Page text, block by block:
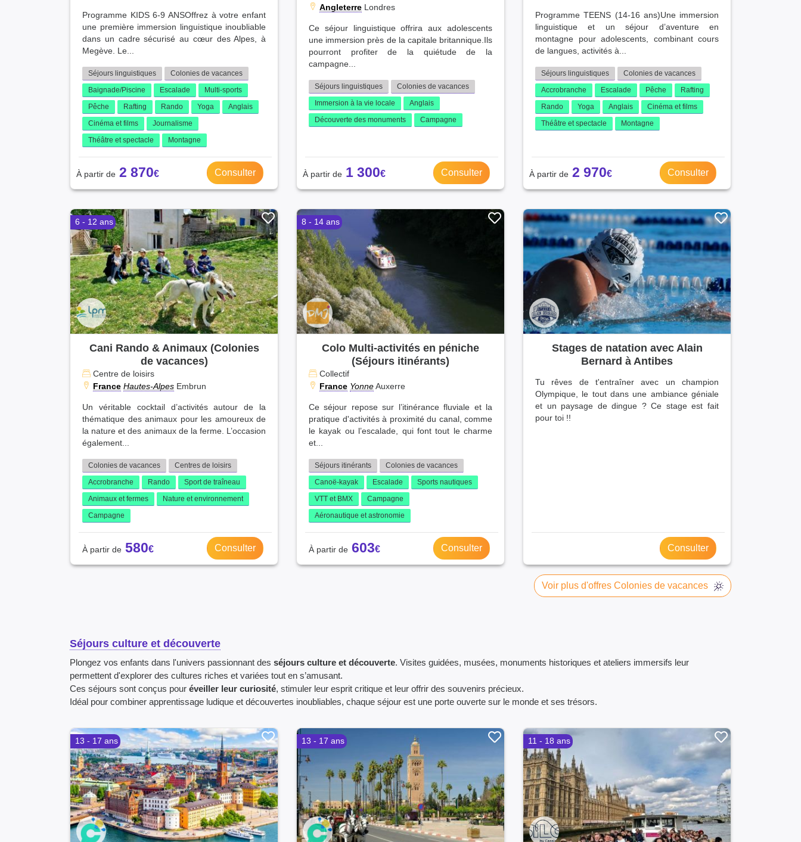
Programme KIDS 6-9 ANSOffrez à votre enfant
une première immersion linguistique inoubliable
dans un cadre sécurisé au cœur des Alpes, à
Megève. Le...
Séjours linguistiques
Colonies de vacances
Baignade/Piscine
Escalade
Multi-sports
Pêche
Rafting Rando Yoga
Anglais
Cinéma et films
Journalisme
Théâtre et spectacle
Montagne
2 870 Consulter
Angleterre Londres
Ce séjour linguistique offrira aux adolescents
une immersion près de la capitale britannique.Ils
pourront profiter de la quiétude de la
campagne...
Séjours linguistiques
Colonies de vacances
Immersion à la vie locale
Anglais
Découverte des monuments
Campagne
1 300 Consulter
Programme TEENS (14-16 ans)Une immersion
linguistique et un séjour d’aventure en
montagne pour adolescents, combinant cours
de langues, activités à...
Séjours linguistiques
Colonies de vacances
Accrobranche
Escalade Pêche
Rafting
Rando
Yoga Anglais
Cinéma et films
Théâtre et spectacle
Montagne
2 970 Consulter
6 - 12 ans
Cani Rando & Animaux (Colonies
de vacances)
Centre de loisirs
France Hautes-Alpes Embrun
Un véritable cocktail d’activités autour de la
thématique des animaux pour les amoureux de
la nature et des animaux de la ferme. L’occasion
également...
Colonies de vacances
Centres de loisirs
Accrobranche
Rando
Sport de traîneau
Animaux et fermes
Nature et environnement
Campagne
580 Consulter
8 - 14 ans
Colo Multi-activités en péniche
(Séjours itinérants)
Collectif
France YonneAuxerre
Ce séjour repose sur l’itinérance fluviale et la
pratique d'activités à proximité du canal, comme
le kayak ou l’escalade, qui font tout le charme
et...
Séjours itinérants
Colonies de vacances
Canoë-kayak
Escalade
Sports nautiques
VTT et BMX
Campagne
Aéronautique et astronomie
603 Consulter
Stages de natation avec Alain
Bernard à Antibes
Tu rêves de t'entraîner avec un champion
Olympique, le tout dans une ambiance géniale
et un paysage de dingue ? Ce stage est fait
pour toi !!
Consulter
Voir plus d'offres Colonies de vacances
Séjours culture et découverte
Plongez vos enfants dans l'univers passionnant des séjours culture et découverte. Visites guidées, musées, monuments historiques et ateliers immersifs leur
permettent d'explorer des cultures riches et variées tout en s’amusant.
Ces séjours sont conçus pour éveiller leur curiosité, stimuler leur esprit critique et leur offrir des souvenirs précieux.
Idéal pour combiner apprentissage ludique et découvertes inoubliables, chaque séjour est une porte ouverte sur le monde et ses trésors.
13 - 17 ans 13 - 17 ans 11 - 18 ans